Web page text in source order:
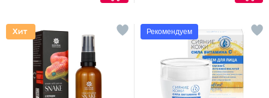
Рекомендуем